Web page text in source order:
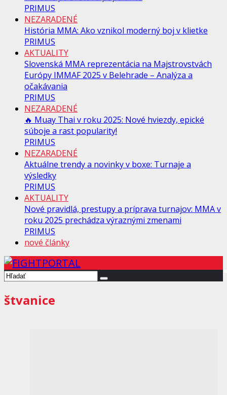
PRIMUS
NEZARADENÉ
História MMA: Ako vznikol moderný boj v klietke
PRIMUS
AKTUALITY
Slovenská MMA reprezentácia na Majstrovstvách
Európy IMMAF 2025 v Belehrade – Analýza a
očakávania
PRIMUS
NEZARADENÉ
🔥 Muay Thai v roku 2025: Nové hviezdy, epické
súboje a rast popularity!
PRIMUS
NEZARADENÉ
Aktuálne trendy a novinky v boxe: Turnaje a
výsledky
PRIMUS
AKTUALITY
Nové pravidlá, prestupy a príprava turnajov: MMA v
roku 2025 prechádza výraznými zmenami
PRIMUS
nové články
štvanice